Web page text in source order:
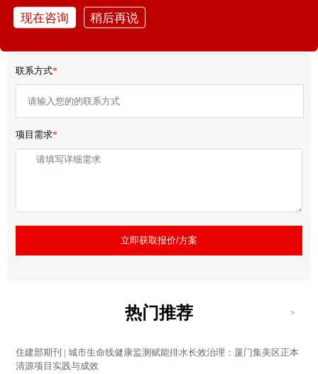
您的姓名*
联系方式*
项目需求*
立即获取报价/方案
热门推荐 >
住建部期刊 | 城市生命线健康监测赋能排水长效治理：厦门集美区正本
清源项目实践与成效
现在咨询 稍后再说